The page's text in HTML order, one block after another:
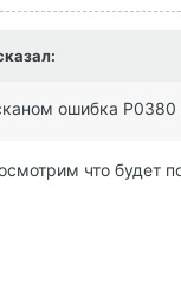
ошибка
что будет